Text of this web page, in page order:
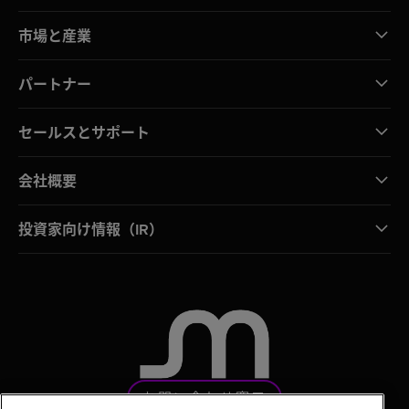
市場と産業
パートナー
セールスとサポート
会社概要
投資家向け情報（IR）
お問い合わせ窓口